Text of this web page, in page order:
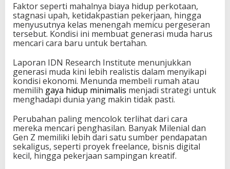
Faktor seperti mahalnya biaya hidup perkotaan,
stagnasi upah, ketidakpastian pekerjaan, hingga
menyusutnya kelas menengah memicu pergeseran
tersebut. Kondisi ini membuat generasi muda harus
mencari cara baru untuk bertahan.
Laporan IDN Research Institute menunjukkan
generasi muda kini lebih realistis dalam menyikapi
kondisi ekonomi. Menunda membeli rumah atau
memilih gaya hidup minimalis menjadi strategi untuk
menghadapi dunia yang makin tidak pasti.
Perubahan paling mencolok terlihat dari cara
mereka mencari penghasilan. Banyak Milenial dan
Gen Z memiliki lebih dari satu sumber pendapatan
sekaligus, seperti proyek freelance, bisnis digital
kecil, hingga pekerjaan sampingan kreatif.